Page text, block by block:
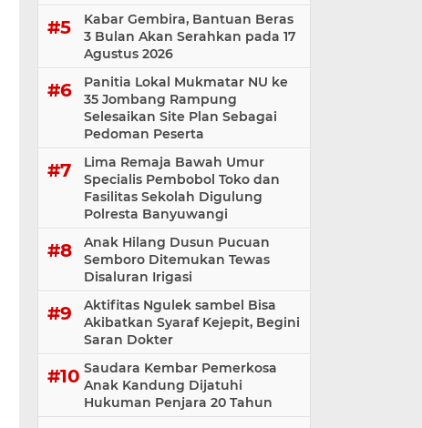
Kabar Gembira, Bantuan Beras
3 Bulan Akan Serahkan pada 17
Agustus 2026
Panitia Lokal Mukmatar NU ke
35 Jombang Rampung
Selesaikan Site Plan Sebagai
Pedoman Peserta
Lima Remaja Bawah Umur
Specialis Pembobol Toko dan
Fasilitas Sekolah Digulung
Polresta Banyuwangi
Anak Hilang Dusun Pucuan
Semboro Ditemukan Tewas
Disaluran Irigasi
Aktifitas Ngulek sambel Bisa
Akibatkan Syaraf Kejepit, Begini
Saran Dokter
Saudara Kembar Pemerkosa
Anak Kandung Dijatuhi
Hukuman Penjara 20 Tahun